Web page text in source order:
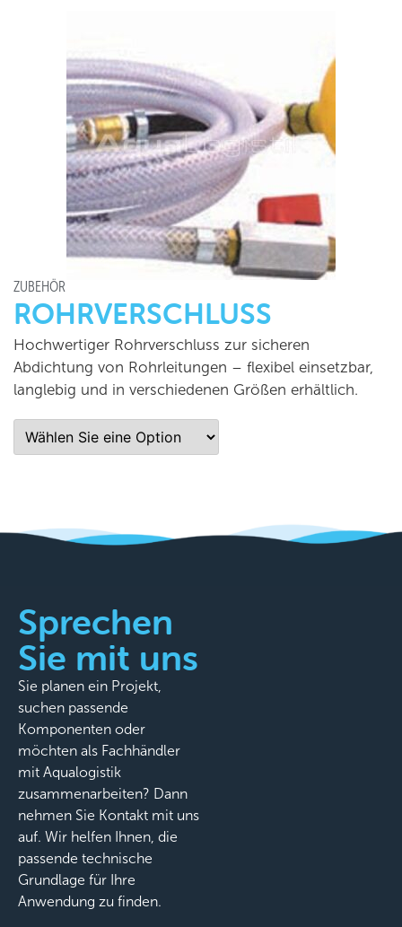
ZUBEHÖR
ROHRVERSCHLUSS
Hochwertiger Rohrverschluss zur sicheren
Abdichtung von Rohrleitungen – flexibel einsetzbar,
langlebig und in verschiedenen Größen erhältlich.
Sprechen
Sie mit uns
Sie planen ein Projekt,
suchen passende
Komponenten oder
möchten als Fachhändler
mit Aqualogistik
zusammenarbeiten? Dann
nehmen Sie Kontakt mit uns
auf. Wir helfen Ihnen, die
passende technische
Grundlage für Ihre
Anwendung zu finden.